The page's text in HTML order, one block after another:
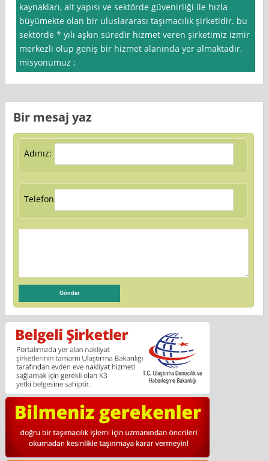
kaynakları, alt yapısı ve sektörde güvenirliği ile hızla
büyümekte olan bir uluslararası taşımacılık şirketidir. bu
sektörde * yılı aşkın süredir hizmet veren şirketimiz izmir
merkezli olup geniş bir hizmet alanında yer almaktadır.
misyonumuz ;
Bir mesaj yaz
Adınız:
Telefon: